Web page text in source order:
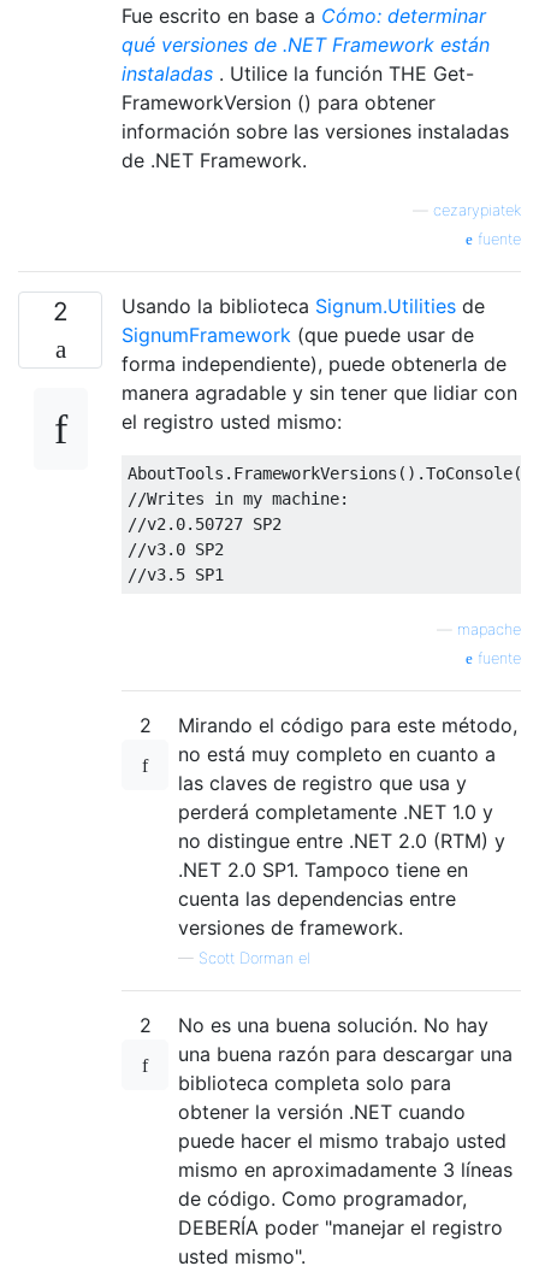
        $parent = $_
        Get-ChildItem $_.PSPath |%{
$versionName = Get-VersionName
            "
$($parent.PSChildName)
            }
        }
    }
{
    $v4 = Get-Item $v4Directory
$version = Get-KeyPropertyValue $v4
    switch($version){
        378389 {"
.NET Framework
        378758 {"
.NET Framework 4.5.1
        379893 {"
.NET
        { 393295, 393297 -contains $_} {"
        { 394254, 394271 -contains $_} {"
        { 394802, 394806 -contains $_} {"
Fue escrito en base a Cómo: determinar
qué versiones de .NET Framework están
instaladas . Utilice la función THE Get-
FrameworkVersion () para obtener
información sobre las versiones instaladas
de .NET Framework.
cezarypiatek
fuente
2 Usando la biblioteca Signum.Utilities de
SignumFramework (que puede usar de
forma independiente), puede obtenerla de
manera agradable y sin tener que lidiar con
el registro usted mismo:
AboutTools . FrameworkVersions ().ToConsole
//Writes in my machine:
//v2.0.50727 SP2
//v3.0 SP2
//v3.5 SP1
mapache
fuente
2
Mirando el código para este método,
no está muy completo en cuanto a
las claves de registro que usa y
perderá completamente .NET 1.0 y
no distingue entre .NET 2.0 (RTM) y
.NET 2.0 SP1. Tampoco tiene en
cuenta las dependencias entre
versiones de framework.
— Scott Dorman el
2
No es una buena solución. No hay
una buena razón para descargar una
biblioteca completa solo para
obtener la versión .NET cuando
puede hacer el mismo trabajo usted
mismo en aproximadamente 3 líneas
de código. Como programador,
DEBERÍA poder "manejar el registro
usted mismo".